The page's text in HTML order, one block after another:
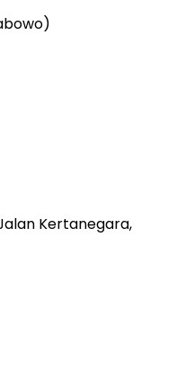
Kertanegara,